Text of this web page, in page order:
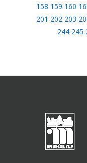
158 159 160
201 202 203
244 245